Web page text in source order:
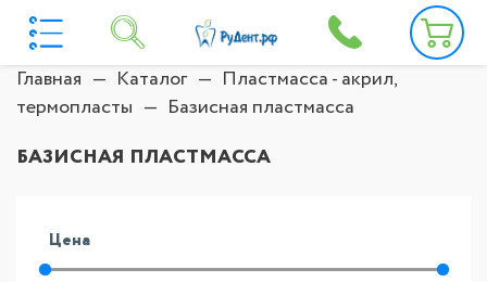
Главная Каталог
Пластмасса - акрил,
термопласты
Базисная пластмасса
БАЗИСНАЯ ПЛАСТМАССА
Цена